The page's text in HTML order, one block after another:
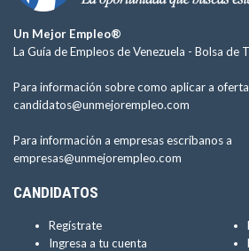
Un Mejor Empleo®
La Guía de Empleos de Venezuela - Bolsa de
Para información sobre como aplicar a
candidatos@unmejorempleo.com
Para información a empresas escríbanos a
empresas@unmejorempleo.com
CANDIDATOS
Regístrate
Ingresa a tu cuenta